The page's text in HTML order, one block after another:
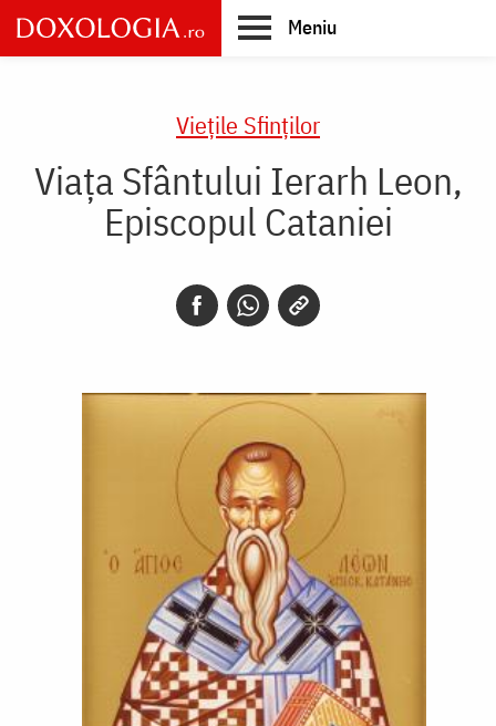
Skip
to
main
Meniu
Vieţile Sfinţilor
Viața Sfântului Ierarh Leon,
Episcopul Cataniei